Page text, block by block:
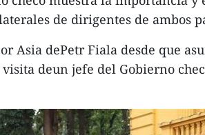
de dirigentes de ambos
Asia dePetr Fiala desde que
deun jefe del Gobierno